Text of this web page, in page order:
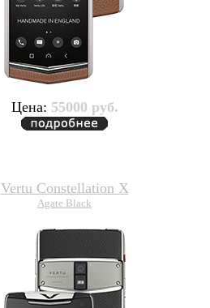
Цена: 55000 руб.
Vertu Constellation X
Agate Black